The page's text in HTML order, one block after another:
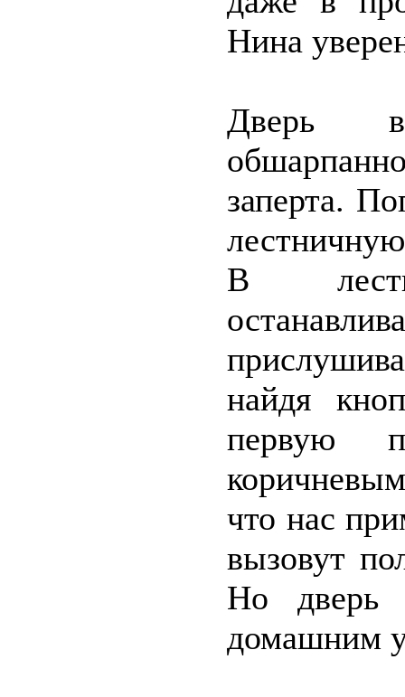
Нина
Дверь в
заперта.
В
найдя
первую
что нас
вызовут
Но дверь
домашним